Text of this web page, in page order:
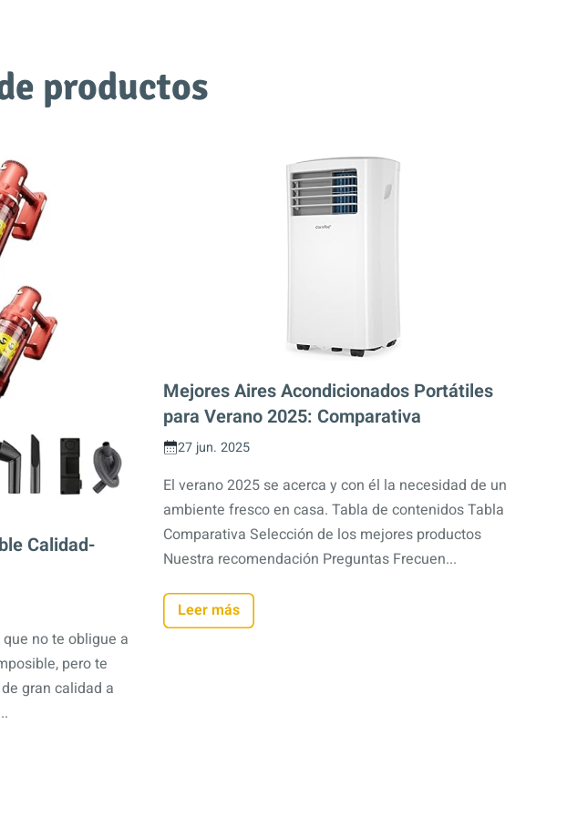
productos
Calidad-
no te obligue a
pero te
gran calidad a
Mejores Aires Acondicionados Portátiles
para Verano 2025: Comparativa
27 jun. 2025
El verano 2025 se acerca y con él la necesidad de un
ambiente fresco en casa. Tabla de contenidos Tabla
Comparativa Selección de los mejores productos
Nuestra recomendación Preguntas Frecuen...
Leer más